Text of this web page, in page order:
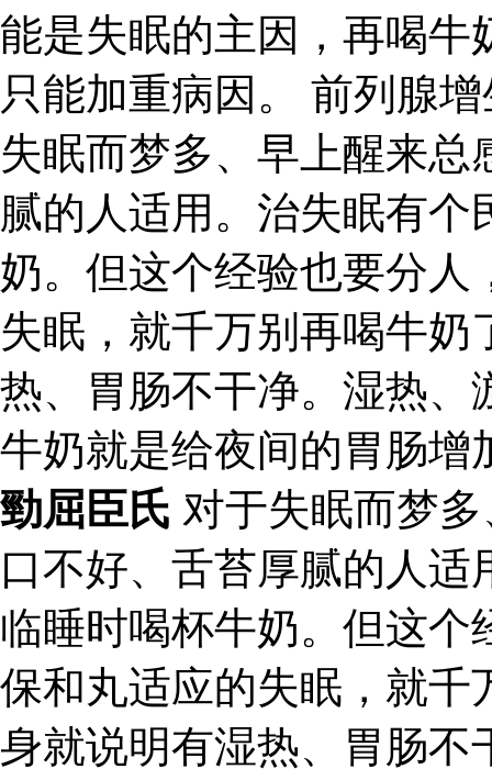
能是失眠的主因，再喝牛
只能加重病因。 前列腺
失眠而梦多、早上醒来
腻的人适用。治失眠有
奶。但这个经验也要分人
失眠，就千万别再喝牛
热、胃肠不干净。湿热、
牛奶就是给夜间的胃肠
勁屈臣氏 对于失眠而梦
口不好、舌苔厚腻的人
临睡时喝杯牛奶。但这
保和丸适应的失眠，就千
身就说明有湿热、胃肠不